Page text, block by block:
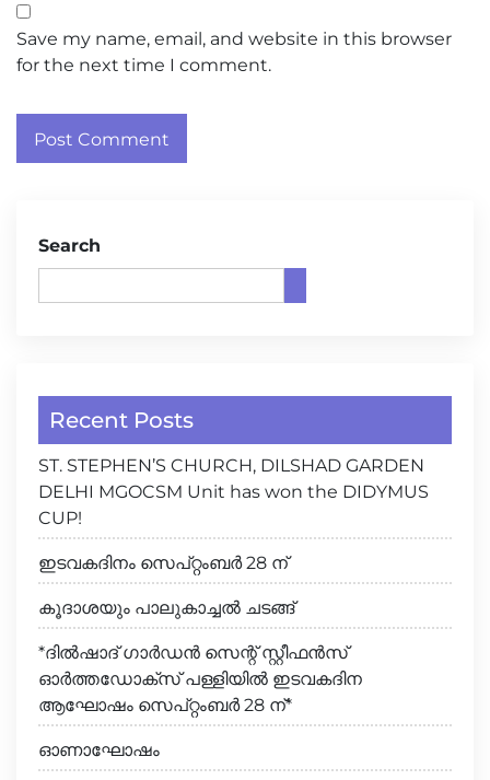
Save my name, email, and website in this browser
for the next time I comment.
Search
Recent Posts
ST. STEPHEN’S CHURCH, DILSHAD GARDEN
DELHI MGOCSM Unit has won the DIDYMUS
CUP!
ഇടവകദിനം സെപ്റ്റംബർ 28 ന്
കൂദാശയും പാലുകാച്ചൽ ചടങ്ങ്
*ദിൽഷാദ് ഗാർഡൻ സെന്റ് സ്റ്റീഫൻസ്
ഓർത്തഡോക്സ് പള്ളിയിൽ ഇടവകദിന
ആഘോഷം സെപ്റ്റംബർ 28 ന്*
ഓണാഘോഷം